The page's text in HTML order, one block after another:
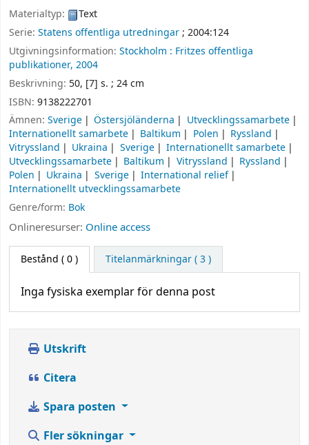
Materialtyp:
Text
Serie: Statens offentliga utredningar; 2004:124
Utgivningsinformation: Stockholm : Fritzes offentliga
publikationer, 2004
Beskrivning: 50, [7] s. ; 24 cm
ISBN: 9138222701
Ämnen: Sverige Östersjöländerna
Utvecklingssamarbete
Internationellt samarbete
Baltikum Polen
Ryssland
Vitryssland
Ukraina Sverige
Internationellt samarbete
Utvecklingssamarbete
Baltikum Vitryssland
Ryssland
Polen
Ukraina Sverige
International relief
Internationellt utvecklingssamarbete
Genre/form: Bok
Onlineresurser: Online access
Bestånd ( 0 ) Titelanmärkningar ( 3 )
Inga fysiska exemplar för denna post
Utskrift
Citera
Spara posten
Fler sökningar